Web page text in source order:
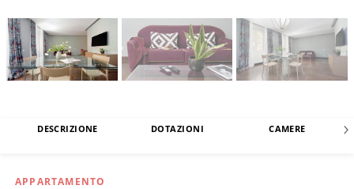
DESCRIZIONE DOTAZIONI CAMERE
APPARTAMENTO